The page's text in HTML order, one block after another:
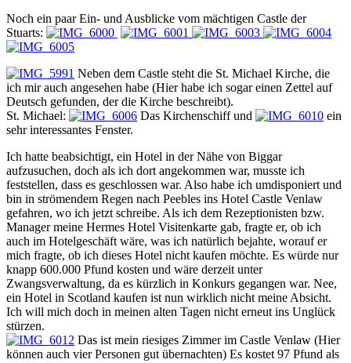
Noch ein paar Ein- und Ausblicke vom mächtigen Castle der
Stuarts:
Neben dem Castle steht die St. Michael Kirche, die
ich mir auch angesehen habe (Hier habe ich sogar einen Zettel auf
Deutsch gefunden, der die Kirche beschreibt).
St. Michael:
Das Kirchenschiff und
ein
sehr interessantes Fenster.
Ich hatte beabsichtigt, ein Hotel in der Nähe von Biggar
aufzusuchen, doch als ich dort angekommen war, musste ich
feststellen, dass es geschlossen war. Also habe ich umdisponiert und
bin in strömendem Regen nach Peebles ins Hotel Castle Venlaw
gefahren, wo ich jetzt schreibe. Als ich dem Rezeptionisten bzw.
Manager meine Hermes Hotel Visitenkarte gab, fragte er, ob ich
auch im Hotelgeschäft wäre, was ich natürlich bejahte, worauf er
mich fragte, ob ich dieses Hotel nicht kaufen möchte. Es würde nur
knapp 600.000 Pfund kosten und wäre derzeit unter
Zwangsverwaltung, da es kürzlich in Konkurs gegangen war. Nee,
ein Hotel in Scotland kaufen ist nun wirklich nicht meine Absicht.
Ich will mich doch in meinen alten Tagen nicht erneut ins Unglück
stürzen.
Das ist mein riesiges Zimmer im Castle Venlaw (Hier
können auch vier Personen gut übernachten) Es kostet 97 Pfund als